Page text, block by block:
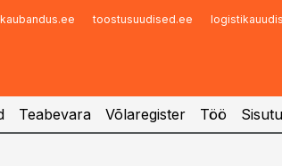
kaubandus.ee toostusuudised.ee
Teabevara Võlaregister Töö